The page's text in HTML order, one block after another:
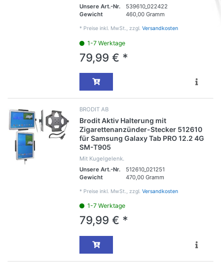
Unsere Art.-Nr.
539610_022422
Gewicht
460,00 Gramm
* Preise inkl. MwSt., zzgl. Versandkosten
1-7 Werktage
79,99 € *
BRODIT AB
Brodit Aktiv Halterung mit
Zigarettenanzünder-Stecker 512610
für Samsung Galaxy Tab PRO 12.2 4G
SM-T905
Mit Kugelgelenk.
Unsere Art.-Nr.
512610_021251
Gewicht
470,00 Gramm
* Preise inkl. MwSt., zzgl. Versandkosten
1-7 Werktage
79,99 € *